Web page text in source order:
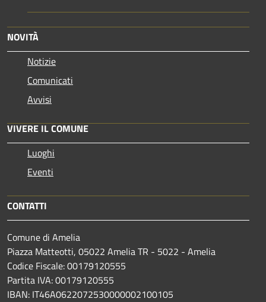
NOVITÀ
Notizie
Comunicati
Avvisi
VIVERE IL COMUNE
Luoghi
Eventi
CONTATTI
Comune di Amelia
Piazza Matteotti, 05022 Amelia TR - 5022 - Amelia
Codice Fiscale: 00179120555
Partita IVA: 00179120555
IBAN: IT46A0622072530000002100105